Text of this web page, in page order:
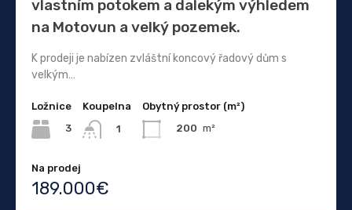
vlastním potokem a dalekým výhledem
na Motovun a velký pozemek.
K prodeji je nabízen zvláštní koncový řadový dům s
velkým…
Ložnice
3
Koupelna
1
Obytný prostor (m²)
200 m²
Na prodej
189.000€